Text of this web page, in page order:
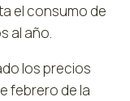
el consumo de
al año.
los precios
febrero de la